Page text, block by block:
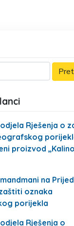
Rješenja o
proizvod
na
oznaka
porijekla
Rješenja o